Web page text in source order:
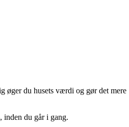
øger du husets værdi og gør det mere
inden du går i gang.